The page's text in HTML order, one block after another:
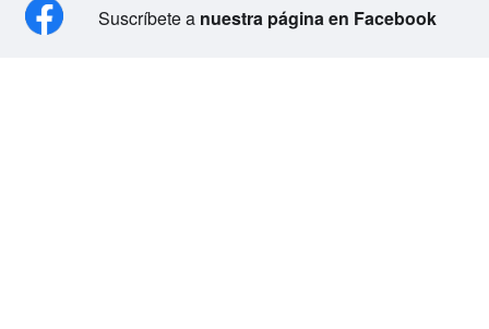
Suscríbete a nuestra página en Facebook